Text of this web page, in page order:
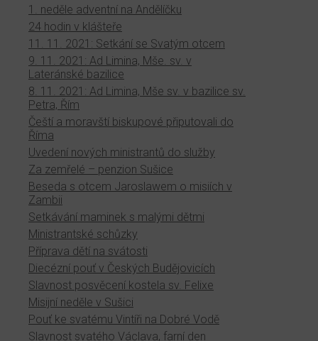
1. neděle adventní na Andělíčku
24 hodin v klášteře
11. 11. 2021: Setkání se Svatým otcem
9. 11. 2021: Ad Limina, Mše. sv. v
Lateránské bazilice
8. 11. 2021: Ad Limina, Mše sv. v bazilice sv.
Petra, Řím
Čeští a moravští biskupové připutovali do
Říma
Uvedení nových ministrantů do služby
Za zemřelé – penzion Sušice
Beseda s otcem Jaroslawem o misiích v
Zambii
Setkávání maminek s malými dětmi
Ministrantské schůzky
Příprava dětí na svátosti
Diecézní pouť v Českých Budějovicích
Slavnost posvěcení kostela sv. Felixe
Misijní neděle v Sušici
Pouť ke svatému Vintíři na Dobré Vodě
Slavnost svatého Václava, farní den